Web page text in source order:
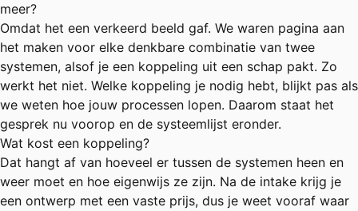
meer?
Omdat het een verkeerd beeld gaf. We waren pagina aan
het maken voor elke denkbare combinatie van twee
systemen, alsof je een koppeling uit een schap pakt. Zo
werkt het niet. Welke koppeling je nodig hebt, blijkt pas als
we weten hoe jouw processen lopen. Daarom staat het
gesprek nu voorop en de systeemlijst eronder.
Wat kost een koppeling?
Dat hangt af van hoeveel er tussen de systemen heen en
weer moet en hoe eigenwijs ze zijn. Na de intake krijg je
een ontwerp met een vaste prijs, dus je weet vooraf waar